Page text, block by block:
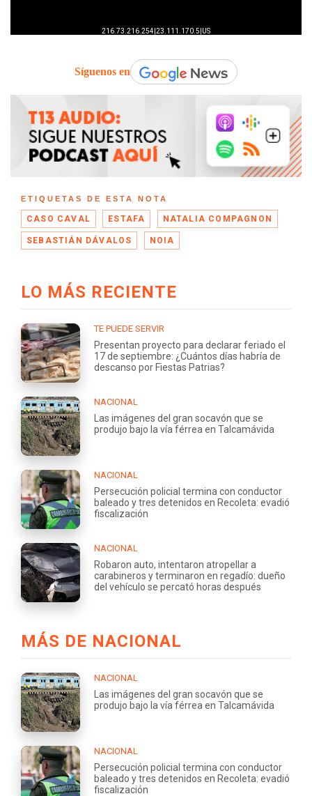
Síguenos en
ETIQUETAS DE ESTA NOTA
CASO CAVAL ESTAFA NATALIA COMPAGNON
SEBASTIÁN DÁVALOS NOIA
LO MÁS RECIENTE
TE PUEDE SERVIR
Presentan proyecto para declarar feriado el
17 de septiembre: ¿Cuántos días habría de
descanso por Fiestas Patrias?
NACIONAL
Las imágenes del gran socavón que se
produjo bajo la vía férrea en Talcamávida
NACIONAL
Persecución policial termina con conductor
baleado y tres detenidos en Recoleta: evadió
fiscalización
NACIONAL
Robaron auto, intentaron atropellar a
carabineros y terminaron en regadío: dueño
del vehículo se percató horas después
MÁS DE NACIONAL
NACIONAL
Las imágenes del gran socavón que se
produjo bajo la vía férrea en Talcamávida
NACIONAL
Persecución policial termina con conductor
baleado y tres detenidos en Recoleta: evadió
fiscalización